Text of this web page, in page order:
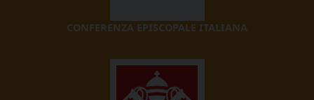
CONFERENZA EPISCOPALE ITALIANA